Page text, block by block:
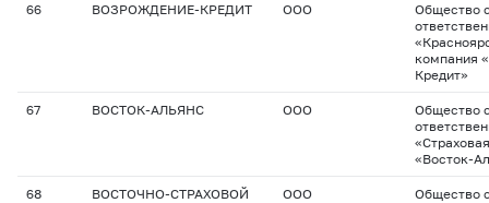
66 ВОЗРОЖДЕНИЕ-КРЕДИТ ООО
Общество
компания
Кредит»
67 ВОСТОК-АЛЬЯНС ООО
Общество
«Восток-
68
ВОСТОЧНО-СТРАХОВОЙ
ООО
Общество